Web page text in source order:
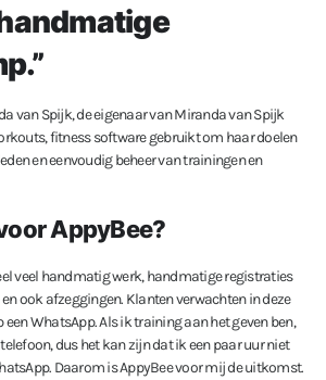
van Spijk, de eigenaar van Miranda van Spijk
fitness software gebruikt om haar doelen
en eenvoudig beheer van trainingen en
AppyBee?
veel handmatig werk, handmatige registraties
ook afzeggingen. Klanten verwachten in deze
een WhatsApp. Als ik training aan het geven ben,
dus het kan zijn dat ik een paar uur niet
Daarom is AppyBee voor mij de uitkomst.